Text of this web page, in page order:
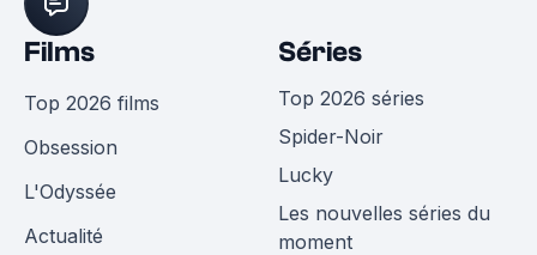
Films
Top 2026 films
Obsession
L'Odyssée
Actualité
Séries
Top 2026 séries
Spider-Noir
Lucky
Les nouvelles séries du
moment